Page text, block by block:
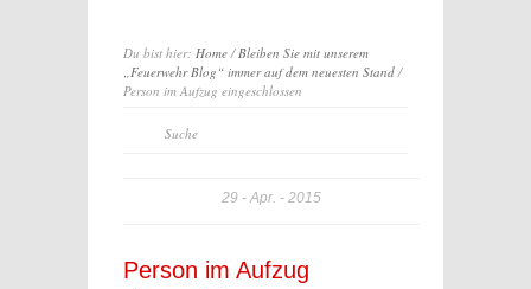
Du bist hier: Home/Bleiben Sie mit unserem
„Feuerwehr Blog“ immer auf dem neuesten Stand/
Person im Aufzug eingeschlossen
29 Apr. 2015
Person im Aufzug